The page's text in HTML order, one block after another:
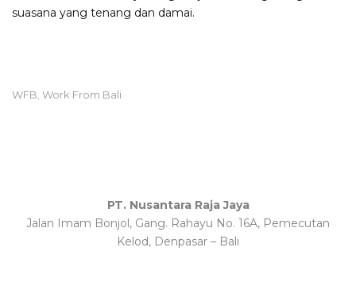
suasana yang tenang dan damai.
WFB, Work From Bali
PT. Nusantara Raja Jaya
Jalan Imam Bonjol, Gang. Rahayu No. 16A, Pemecutan
Kelod, Denpasar – Bali